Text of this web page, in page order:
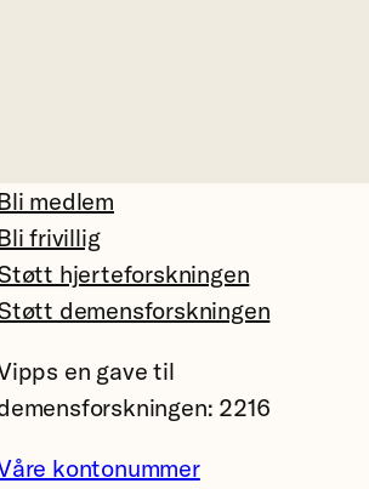
medlem
frivillig
hjerteforskningen
demensforskningen
en gave til
2216
kontonummer